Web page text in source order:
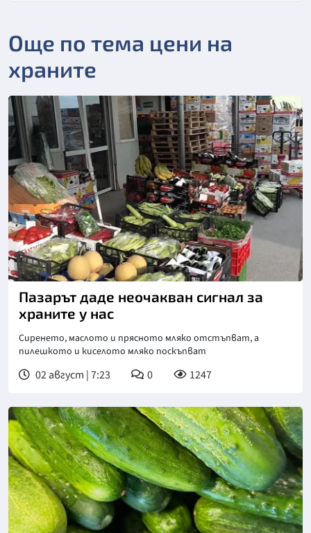
Още по тема цени на
храните
Снимка: Нова телевизия
Пазарът даде неочакван сигнал за
храните у нас
Сиренето, маслото и прясното мляко отстъпват, а
пилешкото и киселото мляко поскъпват
02 август | 7:23 0 1247